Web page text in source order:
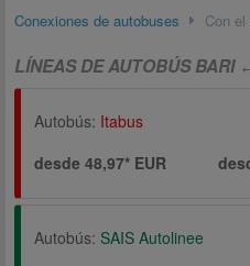
Conexiones de autobuses Con
LÍNEAS DE AUTOBÚS BARI
Autobús: Itabus
desde 48,97* EUR
Autobús: SAIS Autolinee